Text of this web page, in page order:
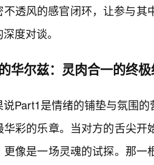
不透风的感官闭环，让参与
度对谈。
华尔兹：灵肉合一的终
说Part1是情绪的铺垫与氛围
华彩的乐章。当对方的舌尖
更像是一场灵魂的试探。那